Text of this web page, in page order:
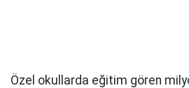
Özel okullarda eğitim gören